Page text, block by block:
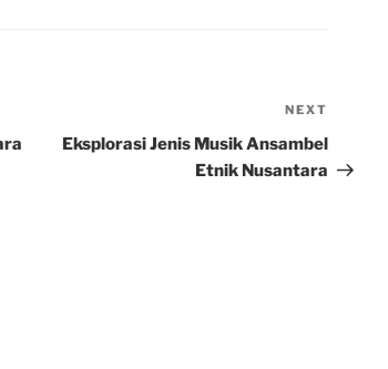
Post
NEXT
Eksplorasi Jenis Musik Ansambel
Etnik Nusantara